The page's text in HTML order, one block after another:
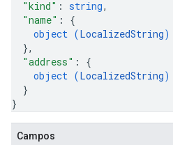
"kind" : string,
"name" : {
object (LocalizedString)
},
"address" : {
object (LocalizedString)
}
}
Campos